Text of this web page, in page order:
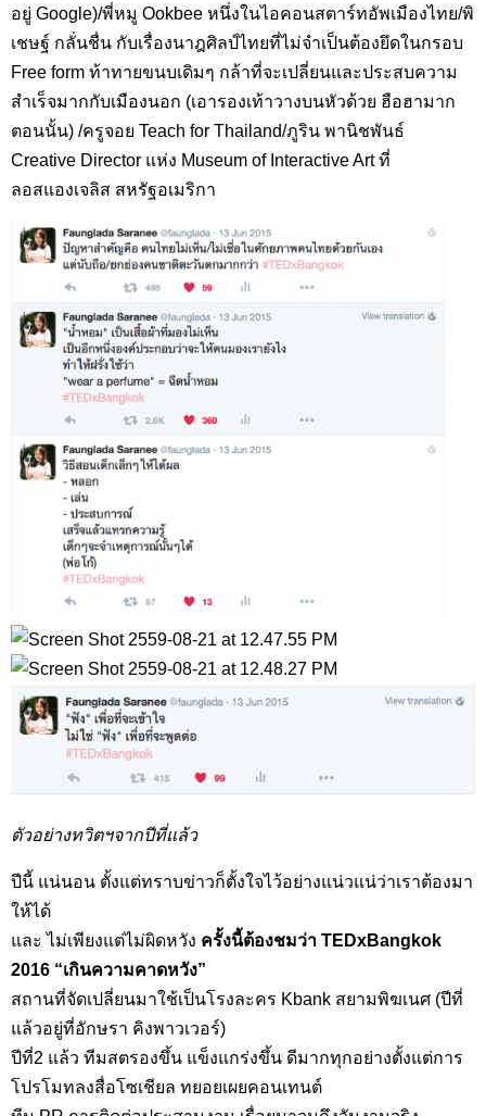
อยู่ Google)/พี่หมู Ookbee หนึ่งในไอคอนสตาร์ทอัพเมืองไทย/พิ
เชษฐ์ กลั่นชื่น กับเรื่องนาฎศิลป์ไทยที่ไม่จำเป็นต้องยึดในกรอบ
Free form ท้าทายขนบเดิมๆ กล้าที่จะเปลี่ยนและประสบความ
สำเร็จมากกับเมืองนอก (เอารองเท้าวางบนหัวด้วย ฮือฮามาก
ตอนนั้น) /ครูจอย Teach for Thailand/ภูริน พานิชพันธ์
Creative Director แห่ง Museum of Interactive Art ที่
ลอสแองเจลิส สหรัฐอเมริกา
ตัวอย่างทวิตฯจากปีที่แล้ว
ปีนี้ แน่นอน ตั้งแต่ทราบข่าวก็ตั้งใจไว้อย่างแน่วแน่ว่าเราต้องมา
ให้ได้
และ ไม่เพียงแต่ไม่ผิดหวัง ครั้งนี้ต้องชมว่า TEDxBangkok
2016 “เกินความคาดหวัง”
สถานที่จัดเปลี่ยนมาใช้เป็นโรงละคร Kbank สยามพิฆเนศ (ปีที่
แล้วอยู่ที่อักษรา คิงพาวเวอร์)
ปีที่2 แล้ว ทีมสตรองขึ้น แข็งแกร่งขึ้น ดีมากทุกอย่างตั้งแต่การ
โปรโมทลงสื่อโซเชียล ทยอยเผยคอนเทนต์